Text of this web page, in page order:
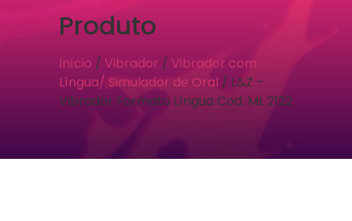
Produto
Início / Vibrador / Vibrador com
Língua/ Simulador de Oral / L&Z –
Vibrador Formato Língua Cod. ML 2122